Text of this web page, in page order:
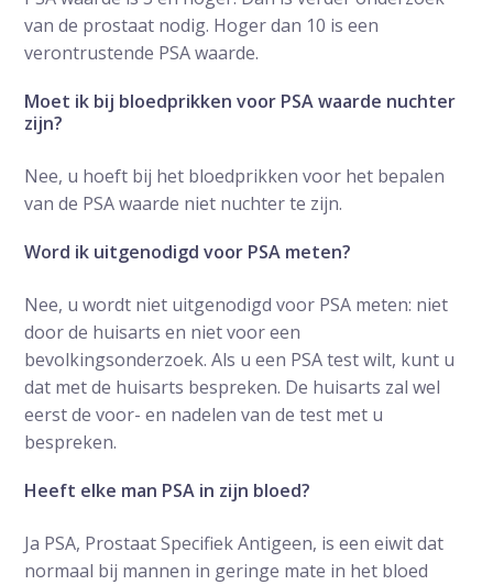
van de prostaat nodig. Hoger dan 10 is een
verontrustende PSA waarde.
Moet ik bij bloedprikken voor PSA waarde nuchter
zijn?
Nee, u hoeft bij het bloedprikken voor het bepalen
van de PSA waarde niet nuchter te zijn.
Word ik uitgenodigd voor PSA meten?
Nee, u wordt niet uitgenodigd voor PSA meten: niet
door de huisarts en niet voor een
bevolkingsonderzoek. Als u een PSA test wilt, kunt u
dat met de huisarts bespreken. De huisarts zal wel
eerst de voor- en nadelen van de test met u
bespreken.
Heeft elke man PSA in zijn bloed?
Ja PSA, Prostaat Specifiek Antigeen, is een eiwit dat
normaal bij mannen in geringe mate in het bloed